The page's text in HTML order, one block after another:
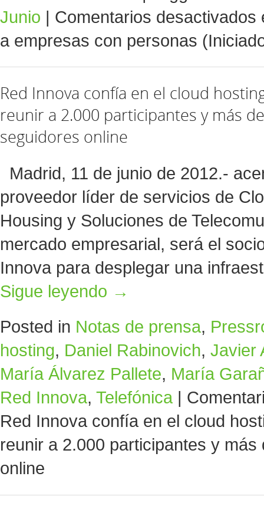
Junio | Comentarios desactivados
a empresas con personas
Red Innova confía en el cloud
reunir a 2.000 participantes y más
seguidores online
Madrid, 11 de junio de 2012.-
proveedor líder de servicios de
Housing y Soluciones de
mercado empresarial, será el
Innova para desplegar una
Sigue leyendo →
Posted in Notas de prensa,
hosting, Daniel Rabinovich, Javier
María Álvarez Pallete, María
Red Innova, Telefónica |
Red Innova confía en el cloud
reunir a 2.000 participantes y
online